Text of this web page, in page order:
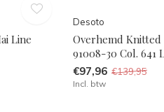
Line
Desoto
Overhemd
91008-30 Col. 641
€97,96 €139,95
Incl. btw